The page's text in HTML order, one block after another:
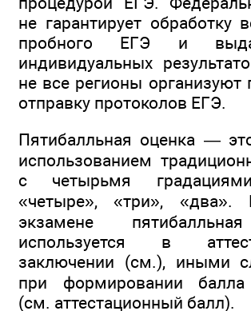
не гарантирует обработку
пробного ЕГЭ и
индивидуальных
не все регионы организуют
отправку протоколов ЕГЭ.
Пятибалльная оценка —
использованием
с четырьмя
«четыре», «три», «два».
экзамене
используется в
заключении (см.), иными
при формировании балла
(см. аттестационный балл).